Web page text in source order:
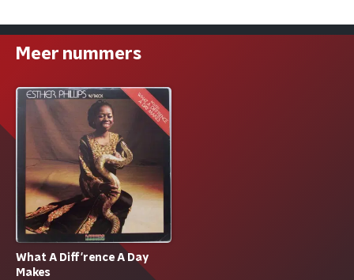
Meer nummers
What A Diff'rence A Day
Makes